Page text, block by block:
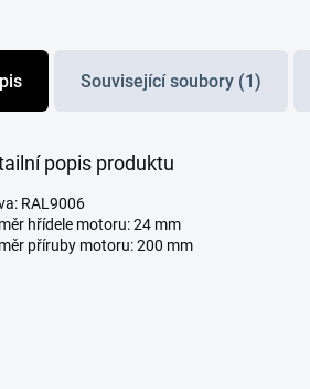
Související soubory (1)
popis produktu
RAL9006
hřídele motoru: 24 mm
příruby motoru: 200 mm